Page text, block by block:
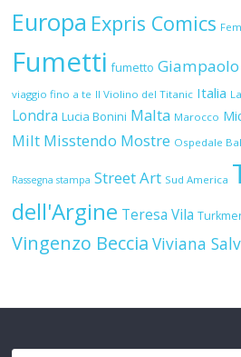
Europa Expris Comics
Fumetti fumetto
viaggio fino a te
Il Violino del Titanic Italia
Londra Lucia Bonini Malta Marocco
Milt Misstendo Mostre Ospedale
Rassegna stampa Street Art Sud America
dell'Argine Teresa Vila
Vingenzo Beccia Viviana